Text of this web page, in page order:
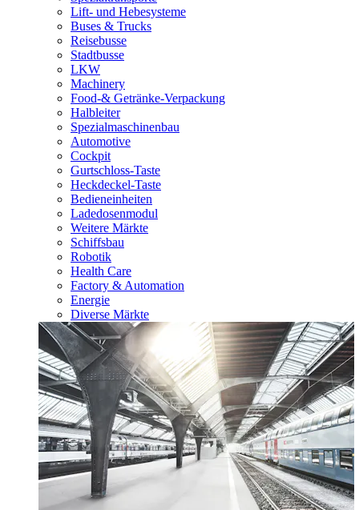
Lift- und Hebesysteme
Buses & Trucks
Reisebusse
Stadtbusse
LKW
Machinery
Food-& Getränke-Verpackung
Halbleiter
Spezialmaschinenbau
Automotive
Cockpit
Gurtschloss-Taste
Heckdeckel-Taste
Bedieneinheiten
Ladedosenmodul
Weitere Märkte
Schiffsbau
Robotik
Health Care
Factory & Automation
Energie
Diverse Märkte